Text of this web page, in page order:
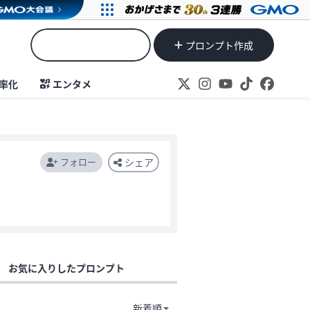
プロンプト作成
化 エンタメ
フォロー シェア
お気に入りしたプロンプト